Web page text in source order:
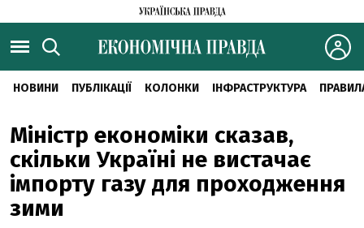
НОВИНИ ПУБЛІКАЦІЇ КОЛОНКИ ІНФРАСТРУКТУРА
Міністр економіки сказав,
скільки Україні не вистачає
імпорту газу для проходження
зими